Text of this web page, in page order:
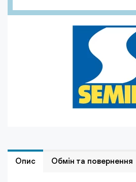
Опис Обмiн та повернення